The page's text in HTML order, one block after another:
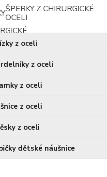
ŠPERKY Z CHIRURGICKÉ
OCELI
z oceli
z oceli
z oceli
z oceli
z oceli
dětské náušnice